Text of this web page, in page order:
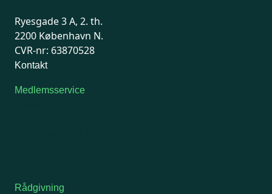
Ryesgade 3 A, 2. th.
2200 København N.
CVR-nr: 63870528
Kontakt
Medlemsservice
Rådgivning